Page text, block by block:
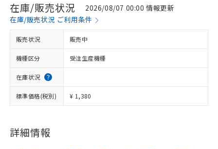
在庫/販売状況
2026/08/07 00:00 情報更新
在庫/販売状況 ご利用条件
販売状況 販売中
機種区分 受注生産機種
在庫状況
標準価格(税別) ¥ 1,380
詳細情報